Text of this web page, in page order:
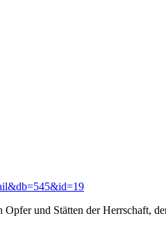
und Stätten der Herrschaft,